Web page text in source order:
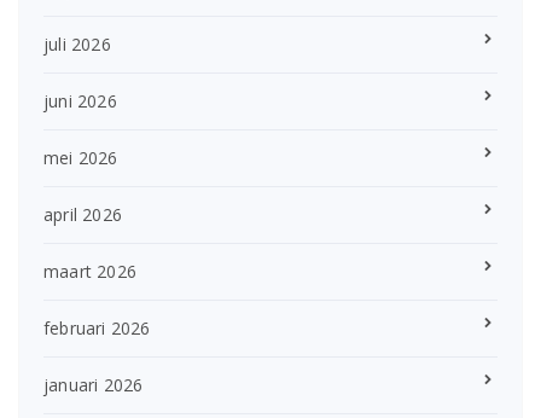
juli 2026
juni 2026
mei 2026
april 2026
maart 2026
februari 2026
januari 2026